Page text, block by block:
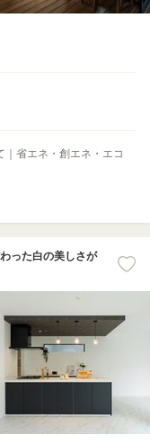
｜省エネ・創エネ・エコ
った白の美しさが